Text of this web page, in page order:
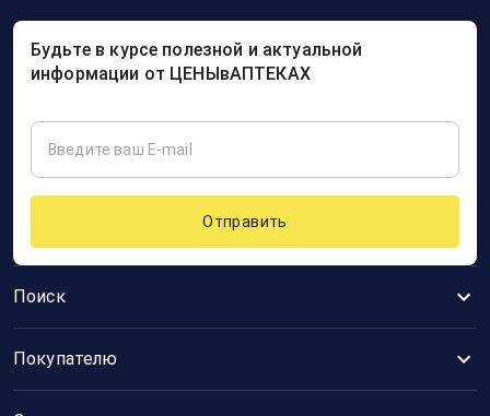
Поиск
Покупателю
Будьте в курсе полезной и актуальной
информации от ЦЕНЫвАПТЕКАХ
Отправить